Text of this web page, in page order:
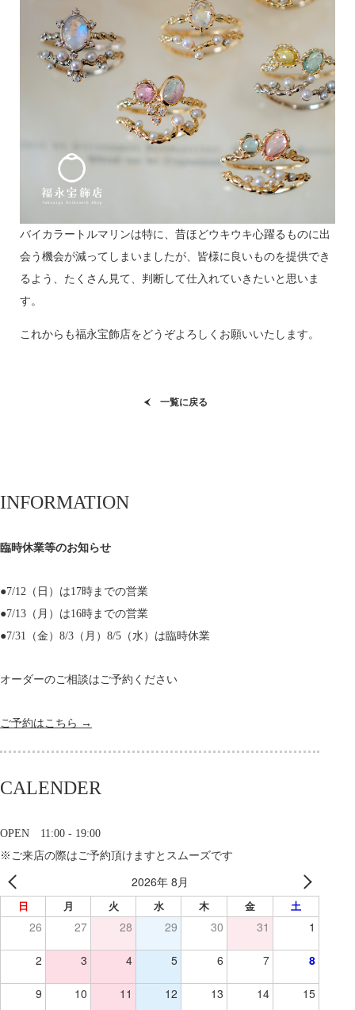
バイカラートルマリンは特に、昔ほどウキウキ心躍るものに出
会う機会が減ってしまいましたが、皆様に良いものを提供でき
るよう、たくさん見て、判断して仕入れていきたいと思いま
す。
これからも福永宝飾店をどうぞよろしくお願いいたします。
一覧に戻る
INFORMATION
臨時休業等のお知らせ
●7/12（日）は17時までの営業
●7/13（月）は16時までの営業
●7/31（金）8/3（月）8/5（水）は臨時休業
オーダーのご相談はご予約ください
ご予約はこちら →
CALENDER
OPEN 11:00 - 19:00
※ご来店の際はご予約頂けますとスムーズです
2026年 8月
日 月 火 水 木 金 土
26 27 28 29 30 31 1
2 3 4 5 6 7 8
9 10 11 12 13 14 15